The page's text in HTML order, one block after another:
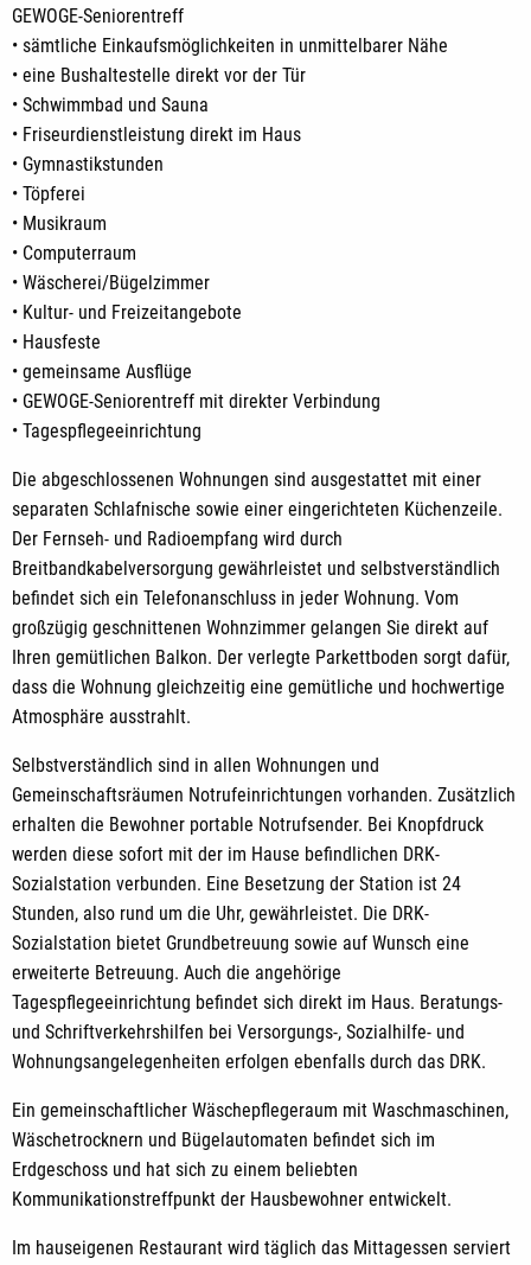
GEWOGE-Seniorentreff
• sämtliche Einkaufsmöglichkeiten in unmittelbarer Nähe
• eine Bushaltestelle direkt vor der Tür
• Schwimmbad und Sauna
• Friseurdienstleistung direkt im Haus
• Gymnastikstunden
• Töpferei
• Musikraum
• Computerraum
• Wäscherei/Bügelzimmer
• Kultur- und Freizeitangebote
• Hausfeste
• gemeinsame Ausflüge
• GEWOGE-Seniorentreff mit direkter Verbindung
• Tagespflegeeinrichtung
Die abgeschlossenen Wohnungen sind ausgestattet mit einer
separaten Schlafnische sowie einer eingerichteten Küchenzeile.
Der Fernseh- und Radioempfang wird durch
Breitbandkabelversorgung gewährleistet und selbstverständlich
befindet sich ein Telefonanschluss in jeder Wohnung. Vom
großzügig geschnittenen Wohnzimmer gelangen Sie direkt auf
Ihren gemütlichen Balkon. Der verlegte Parkettboden sorgt dafür,
dass die Wohnung gleichzeitig eine gemütliche und hochwertige
Atmosphäre ausstrahlt.
Selbstverständlich sind in allen Wohnungen und
Gemeinschaftsräumen Notrufeinrichtungen vorhanden. Zusätzlich
erhalten die Bewohner portable Notrufsender. Bei Knopfdruck
werden diese sofort mit der im Hause befindlichen DRK-
Sozialstation verbunden. Eine Besetzung der Station ist 24
Stunden, also rund um die Uhr, gewährleistet. Die DRK-
Sozialstation bietet Grundbetreuung sowie auf Wunsch eine
erweiterte Betreuung. Auch die angehörige
Tagespflegeeinrichtung befindet sich direkt im Haus. Beratungs-
und Schriftverkehrshilfen bei Versorgungs-, Sozialhilfe- und
Wohnungsangelegenheiten erfolgen ebenfalls durch das DRK.
Ein gemeinschaftlicher Wäschepflegeraum mit Waschmaschinen,
Wäschetrocknern und Bügelautomaten befindet sich im
Erdgeschoss und hat sich zu einem beliebten
Kommunikationstreffpunkt der Hausbewohner entwickelt.
Im hauseigenen Restaurant wird täglich das Mittagessen serviert